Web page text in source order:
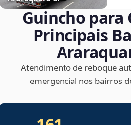
Guincho para
Principais
Atendimento de reboque
emergencial nos bairros